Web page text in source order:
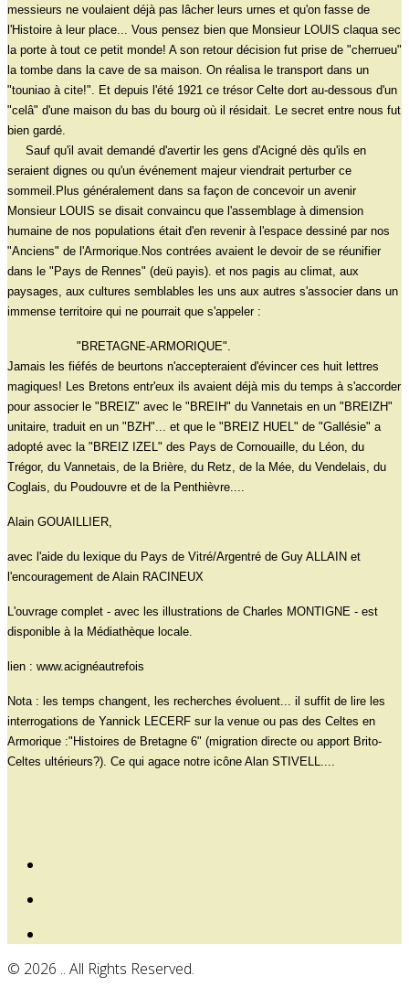
messieurs ne voulaient déjà pas lâcher leurs urnes et qu'on fasse de
l'Histoire à leur place... Vous pensez bien que Monsieur LOUIS claqua sec
la porte à tout ce petit monde! A son retour décision fut prise de "cherrueu"
la tombe dans la cave de sa maison. On réalisa le transport dans un
"touniao à cite!". Et depuis l'été 1921 ce trésor Celte dort au-dessous d'un
"celâ" d'une maison du bas du bourg où il résidait. Le secret entre nous fut
bien gardé.
Sauf qu'il avait demandé d'avertir les gens d'Acigné dès qu'ils en
seraient dignes ou qu'un événement majeur viendrait perturber ce
sommeil.Plus généralement dans sa façon de concevoir un avenir
Monsieur LOUIS se disait convaincu que l'assemblage à dimension
humaine de nos populations était d'en revenir à l'espace dessiné par nos
"Anciens" de l'Armorique.Nos contrées avaient le devoir de se réunifier
dans le "Pays de Rennes" (deü payis). et nos pagis au climat, aux
paysages, aux cultures semblables les uns aux autres s'associer dans un
immense territoire qui ne pourrait que s'appeler :
"BRETAGNE-ARMORIQUE".
Jamais les fiéfés de beurtons n'accepteraient d'évincer ces huit lettres
magiques! Les Bretons entr'eux ils avaient déjà mis du temps à s'accorder
pour associer le "BREIZ" avec le "BREIH" du Vannetais en un "BREIZH"
unitaire, traduit en un "BZH"... et que le "BREIZ HUEL" de "Gallésie" a
adopté avec la "BREIZ IZEL" des Pays de Cornouaille, du Léon, du
Trégor, du Vannetais, de la Brière, du Retz, de la Mée, du Vendelais, du
Coglais, du Poudouvre et de la Penthièvre....
Alain GOUAILLIER,
avec l'aide du lexique du Pays de Vitré/Argentré de Guy ALLAIN et
l'encouragement de Alain RACINEUX
L'ouvrage complet - avec les illustrations de Charles MONTIGNE - est
disponible à la Médiathèque locale.
lien : www.acignéautrefois
Nota : les temps changent, les recherches évoluent... il suffit de lire les
interrogations de Yannick LECERF sur la venue ou pas des Celtes en
Armorique :"Histoires de Bretagne 6" (migration directe ou apport Brito-
Celtes ultérieurs?). Ce qui agace notre icône Alan STIVELL....
© 2026 .. All Rights Reserved.